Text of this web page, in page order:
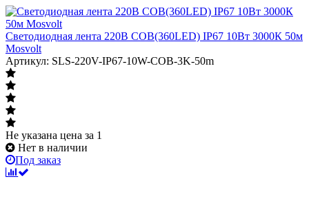
Светодиодная лента 220В COB(360LED) IP67 10Вт 3000К 50м
Mosvolt
Артикул: SLS-220V-IP67-10W-COB-3K-50m
Не указана цена за 1
Нет в наличии
Под заказ